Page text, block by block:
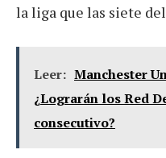
la liga que las siete
Leer: Manchester
¿Lograrán los Red
consecutivo?